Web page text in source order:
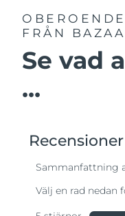
FRÅN
Se vad
...